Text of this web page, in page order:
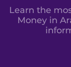
Learn the
Money in